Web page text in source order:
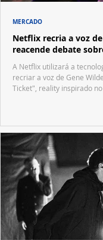
Netflix recria a voz
reacende debate
A Netflix utilizará a
recriar a voz de Gene
Ticket", reality inspirado
MERCADO